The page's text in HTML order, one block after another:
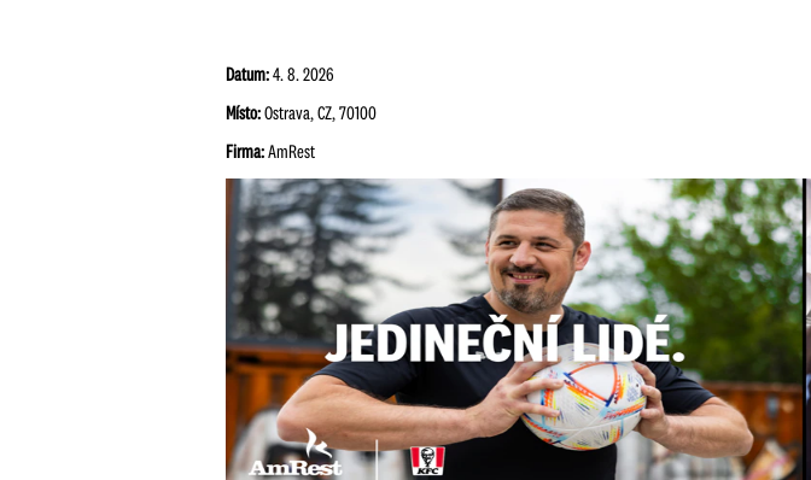
Datum:4. 8. 2026
Místo:Ostrava, CZ, 70100
Firma:AmRest